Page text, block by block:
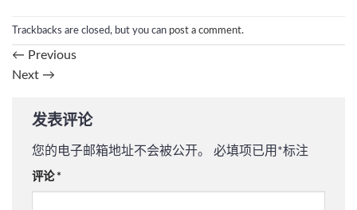
Trackbacks are closed, but you can post a comment.
← Previous
Next →
发表评论
您的电子邮箱地址不会被公开。 必填项已用 *标注
评论 *